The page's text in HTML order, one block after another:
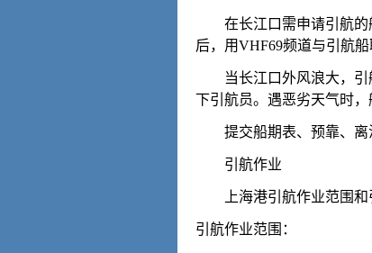
在长江口需申请引航的
后，用VHF69频道与引航船
当长江口外风浪大，引航
下引航员。遇恶劣天气时
提交船期表、预靠、离
引航作业
上海港引航作业范围和
引航作业范围：